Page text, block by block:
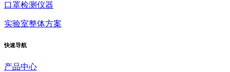
口罩检测仪器
实验室整体方案
快速导航
产品中心